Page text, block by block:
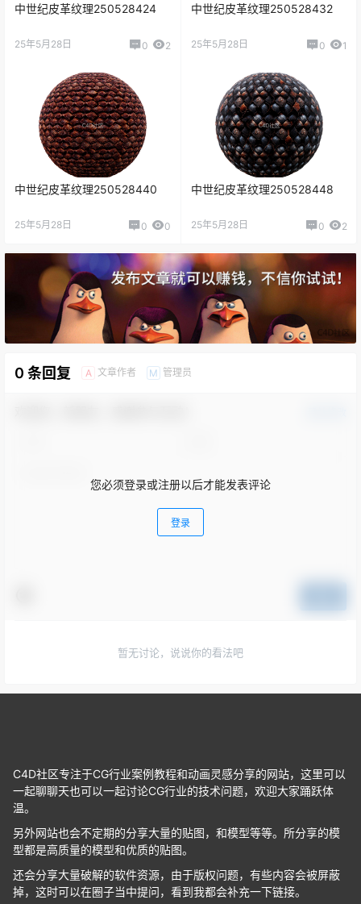
中世纪皮革纹理250528424
25年5月28日 0 2
中世纪皮革纹理250528432
25年5月28日 0 1
中世纪皮革纹理250528440
25年5月28日 0 0
中世纪皮革纹理250528448
25年5月28日 0 2
0 条回复 A 文章作者 M 管理员
您必须登录或注册以后才能发表评论
登录
暂无讨论，说说你的看法吧
C4D社区专注于CG行业案例教程和动画灵感分享的网站，这里可以
一起聊聊天也可以一起讨论CG行业的技术问题，欢迎大家踊跃体
温。
另外网站也会不定期的分享大量的贴图，和模型等等。所分享的模
型都是高质量的模型和优质的贴图。
还会分享大量破解的软件资源，由于版权问题，有些内容会被屏蔽
掉，这时可以在圈子当中提问，看到我都会补充一下链接。